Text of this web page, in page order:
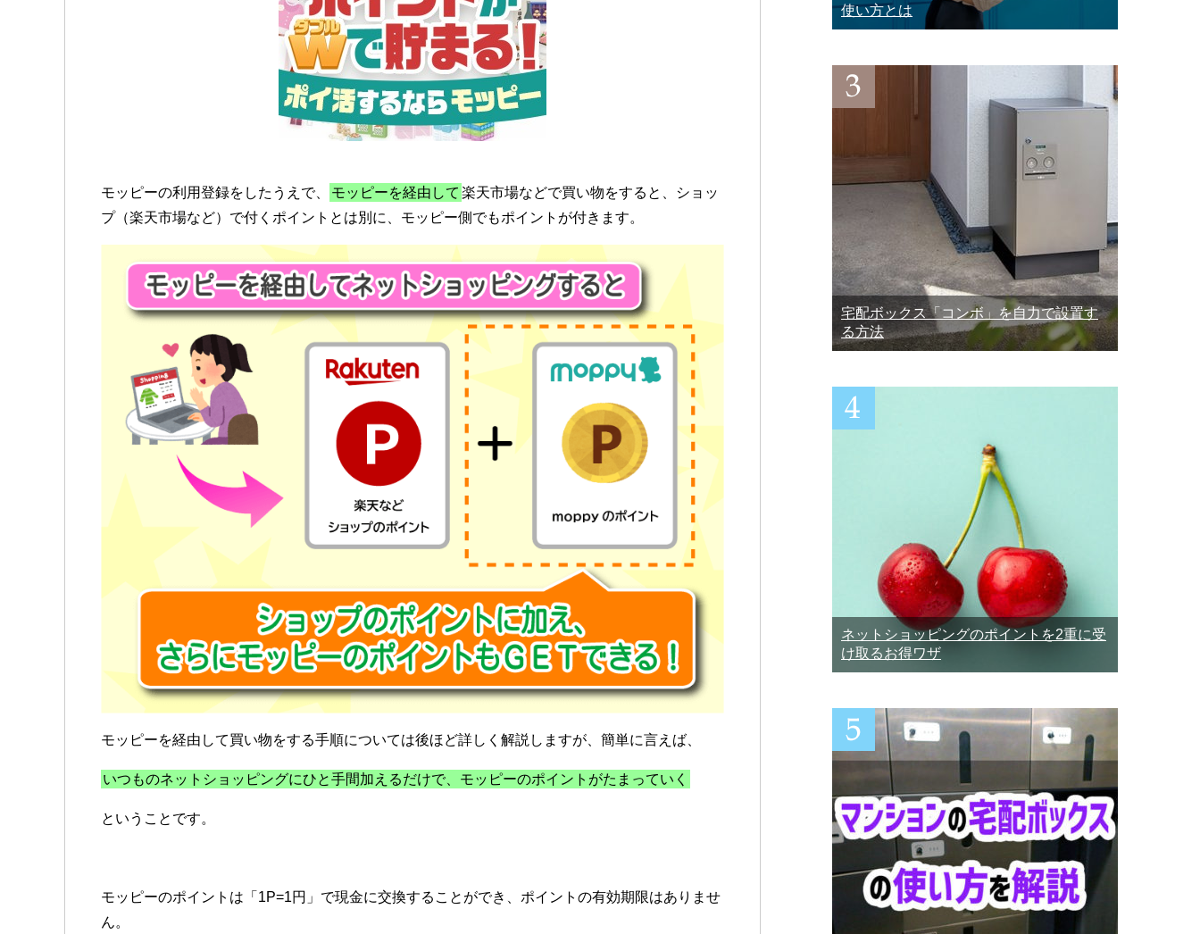
モッピーの利用登録をしたうえで、 モッピーを経由して 楽天市場などで買い物をすると、ショッ
プ（楽天市場など）で付くポイントとは別に、モッピー側でもポイントが付きます。
モッピーを経由して買い物をする手順については後ほど詳しく解説しますが、簡単に言えば、
いつものネットショッピングにひと手間加えるだけで、モッピーのポイントがたまっていく
ということです。
モッピーのポイントは「1P=1円」で現金に交換することができ、ポイントの有効期限はありませ
ん。
使い方とは
宅配ボックス「コンボ」を自力で設置す
る方法
ネットショッピングのポイントを2重に受
け取るお得ワザ